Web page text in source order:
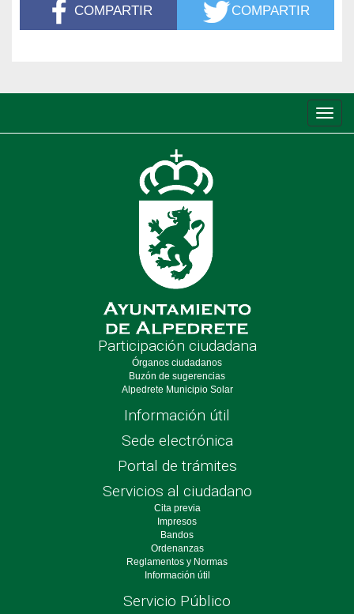
COMPARTIR COMPARTIR
de
Participación ciudadana
Órganos ciudadanos
Buzón de sugerencias
Alpedrete Municipio Solar
Información útil
Sede electrónica
Portal de trámites
Servicios al ciudadano
Cita previa
Impresos
Bandos
Ordenanzas
Reglamentos y Normas
Información útil
Servicio Público